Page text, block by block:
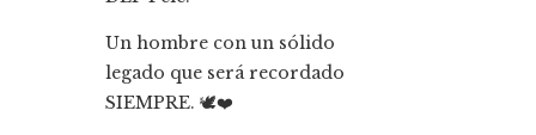
Un hombre con un sólido
legado que será recordado
SIEMPRE. 🕊️❤️